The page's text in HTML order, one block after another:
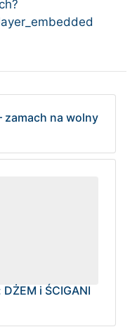
zamach na wolny
i ŚCIGANI